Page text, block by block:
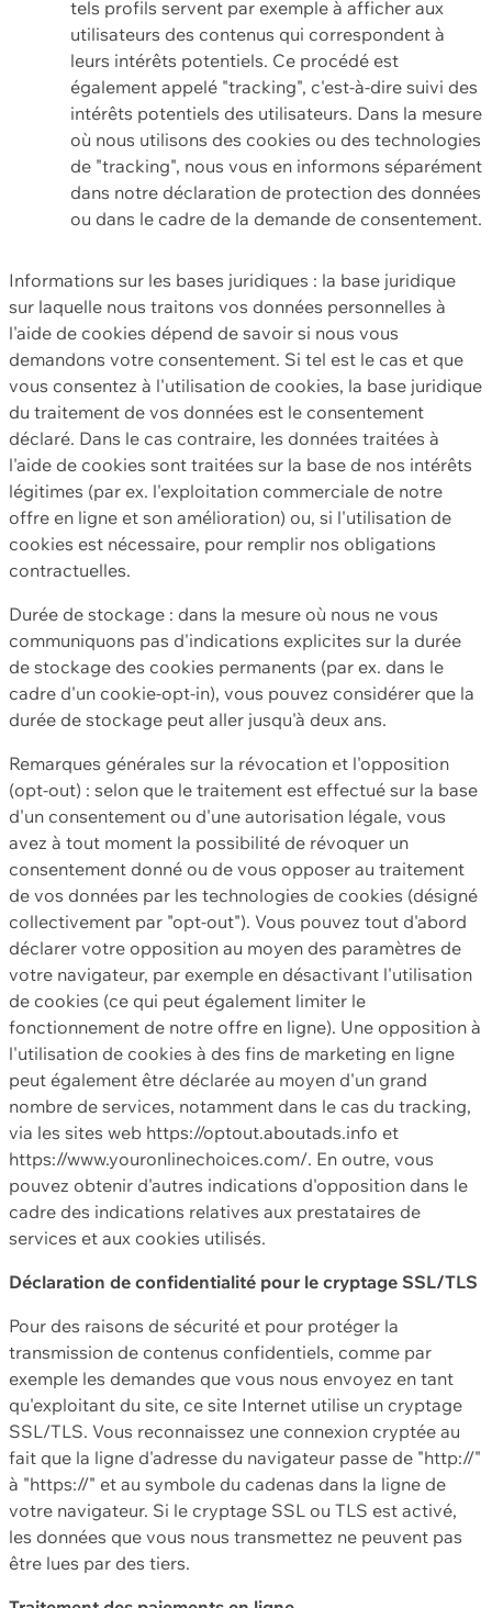
tels profils servent par exemple à afficher aux
utilisateurs des contenus qui correspondent à
leurs intérêts potentiels. Ce procédé est
également appelé "tracking", c'est-à-dire suivi des
intérêts potentiels des utilisateurs. Dans la mesure
où nous utilisons des cookies ou des technologies
de "tracking", nous vous en informons séparément
dans notre déclaration de protection des données
ou dans le cadre de la demande de consentement.
Informations sur les bases juridiques : la base juridique
sur laquelle nous traitons vos données personnelles à
l'aide de cookies dépend de savoir si nous vous
demandons votre consentement. Si tel est le cas et que
vous consentez à l'utilisation de cookies, la base juridique
du traitement de vos données est le consentement
déclaré. Dans le cas contraire, les données traitées à
l'aide de cookies sont traitées sur la base de nos intérêts
légitimes (par ex. l'exploitation commerciale de notre
offre en ligne et son amélioration) ou, si l'utilisation de
cookies est nécessaire, pour remplir nos obligations
contractuelles.
Durée de stockage : dans la mesure où nous ne vous
communiquons pas d'indications explicites sur la durée
de stockage des cookies permanents (par ex. dans le
cadre d'un cookie-opt-in), vous pouvez considérer que la
durée de stockage peut aller jusqu'à deux ans.
Remarques générales sur la révocation et l'opposition
(opt-out) : selon que le traitement est effectué sur la base
d'un consentement ou d'une autorisation légale, vous
avez à tout moment la possibilité de révoquer un
consentement donné ou de vous opposer au traitement
de vos données par les technologies de cookies (désigné
collectivement par "opt-out"). Vous pouvez tout d'abord
déclarer votre opposition au moyen des paramètres de
votre navigateur, par exemple en désactivant l'utilisation
de cookies (ce qui peut également limiter le
fonctionnement de notre offre en ligne). Une opposition à
l'utilisation de cookies à des fins de marketing en ligne
peut également être déclarée au moyen d'un grand
nombre de services, notamment dans le cas du tracking,
via les sites web https://optout.aboutads.info et
https://www.youronlinechoices.com/. En outre, vous
pouvez obtenir d'autres indications d'opposition dans le
cadre des indications relatives aux prestataires de
services et aux cookies utilisés.
Déclaration de confidentialité pour le cryptage SSL/TLS
Pour des raisons de sécurité et pour protéger la
transmission de contenus confidentiels, comme par
exemple les demandes que vous nous envoyez en tant
qu'exploitant du site, ce site Internet utilise un cryptage
SSL/TLS. Vous reconnaissez une connexion cryptée au
fait que la ligne d'adresse du navigateur passe de "http://"
à "https://" et au symbole du cadenas dans la ligne de
votre navigateur. Si le cryptage SSL ou TLS est activé,
les données que vous nous transmettez ne peuvent pas
être lues par des tiers.